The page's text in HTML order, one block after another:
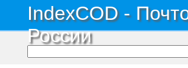
IndexCOD -
России